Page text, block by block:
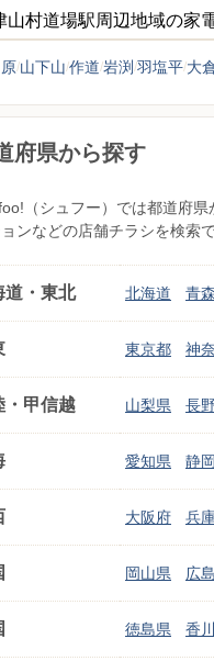
山村道場駅周辺地域の家
原 山下山 作道 岩渕 羽塩平 大
府県から探す
（シュフー）では都道府
ンなどの店舗チラシを検索で
道・東北 北海道 青
東京都 神
・甲信越 山梨県 長
愛知県 静
大阪府 兵
岡山県 広
徳島県 香